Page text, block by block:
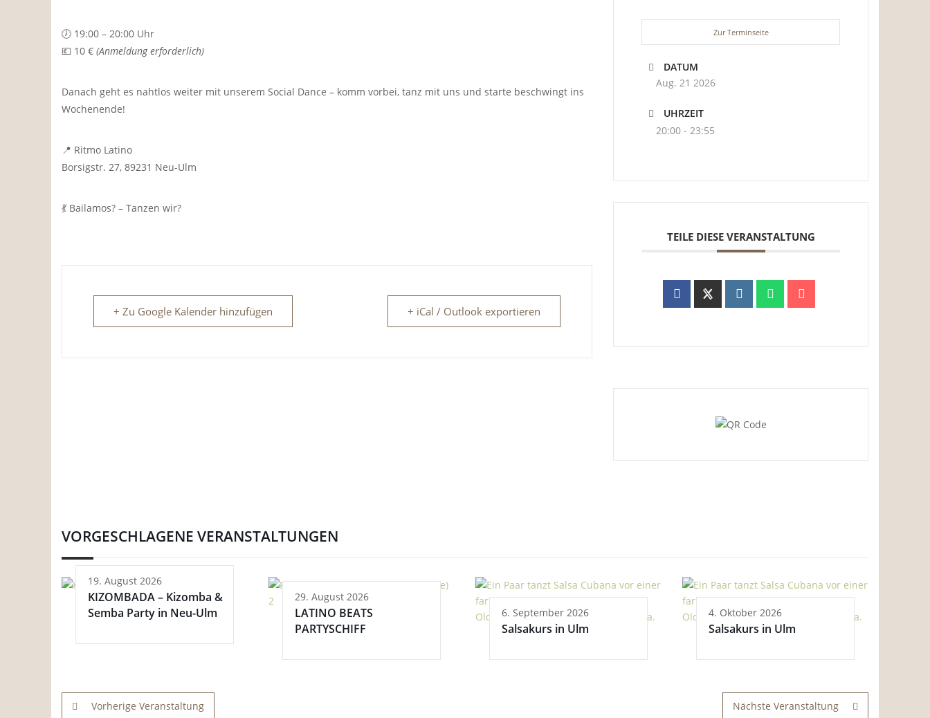
🕖 19:00 – 20:00 Uhr
💶 10 € (Anmeldung erforderlich)
Danach geht es nahtlos weiter mit unserem Social Dance – komm vorbei, tanz mit uns und starte beschwingt ins
Wochenende!
📍 Ritmo Latino
Borsigstr. 27, 89231 Neu-Ulm
💃 Bailamos? – Tanzen wir?
+ Zu Google Kalender hinzufügen + iCal / Outlook exportieren
Zur Terminseite
DATUM
Aug. 21 2026
UHRZEIT
20:00 - 23:55
TEILE DIESE VERANSTALTUNG
VORGESCHLAGENE VERANSTALTUNGEN
19. August 2026
KIZOMBADA – Kizomba &
Semba Party in Neu-Ulm
29. August 2026
LATINO BEATS
PARTYSCHIFF
6. September 2026
Salsakurs in Ulm
4. Oktober 2026
Salsakurs in Ulm
Vorherige Veranstaltung Nächste Veranstaltung